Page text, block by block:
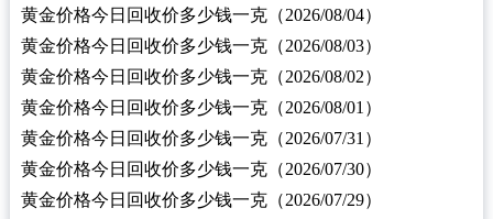
黄金价格今日回收价多少钱一克（2026/08/04）
黄金价格今日回收价多少钱一克（2026/08/03）
黄金价格今日回收价多少钱一克（2026/08/02）
黄金价格今日回收价多少钱一克（2026/08/01）
黄金价格今日回收价多少钱一克（2026/07/31）
黄金价格今日回收价多少钱一克（2026/07/30）
黄金价格今日回收价多少钱一克（2026/07/29）